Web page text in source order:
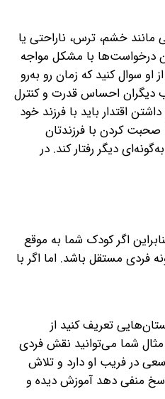
خشم، ترس، ناراحتی یا
درخواست‌ها با مشکل مواجه
سوال کنید که زمان رو به‌رو
دیگران احساس قدرت و کنترل
اقتدار باید با فرزند خود
کردن با فرزندتان
دیگر رفتار کند. در
اگر کودک شما به موقع
فردی مستقل باشد. اما اگر با
تعریف کنید از
مثال شما می‌توانید نقش فردی
سعی در فریب او دارد و تلاش
منفی دهد آموزش دیده و